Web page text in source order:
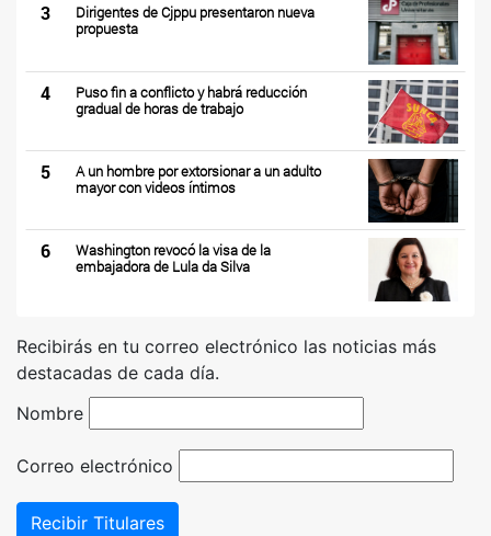
3
Dirigentes de Cjppu presentaron nueva
propuesta
4
Puso fin a conflicto y habrá reducción
gradual de horas de trabajo
5
A un hombre por extorsionar a un adulto
mayor con videos íntimos
6
Washington revocó la visa de la
embajadora de Lula da Silva
Recibirás en tu correo electrónico las noticias más
destacadas de cada día.
Nombre
Correo electrónico
Recibir Titulares